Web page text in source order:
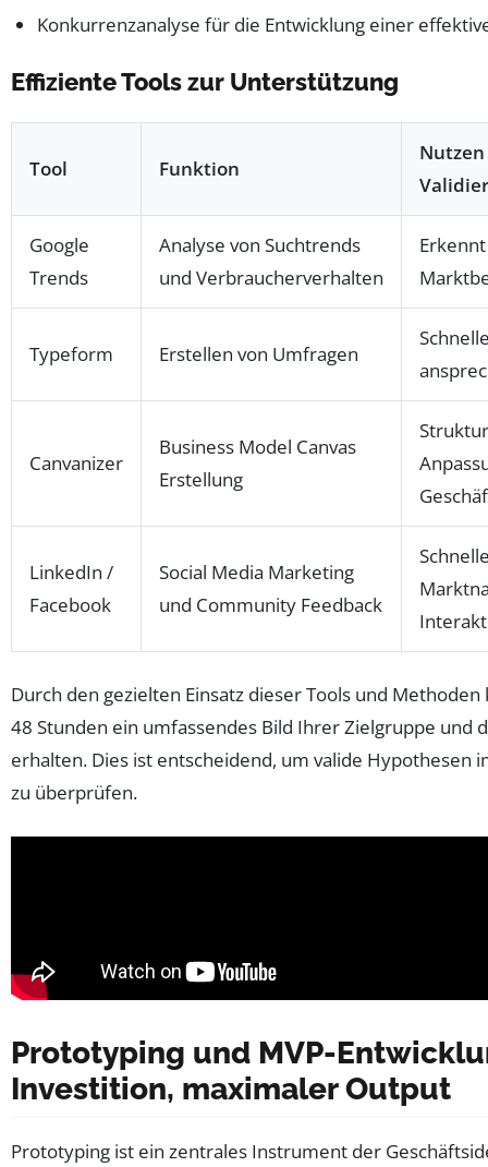
Konkurrenzanalyse für die Entwicklung einer
Effiziente Tools zur Unterstützung
Tool Funktion
Google
Trends
Analyse von Suchtrends
und Verbraucherverhalten
Typeform Erstellen von Umfragen
Canvanizer
Business Model Canvas
Erstellung
LinkedIn /
Facebook
Social Media Marketing
und Community Feedback
Durch den gezielten Einsatz dieser Tools und
48 Stunden ein umfassendes Bild Ihrer Zielgruppe und
erhalten. Dies ist entscheidend, um valide Hypothesen
zu überprüfen.
Prototyping und MVP-
Investition, maximaler Output
Prototyping ist ein zentrales Instrument der